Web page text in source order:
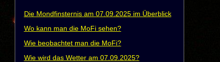
Die Mondfinsternis am 07.09.2025 im Überblick
Wo kann man die MoFi sehen?
Wie beobachtet man die MoFi?
Wie wird das Wetter am 07.09.2025?